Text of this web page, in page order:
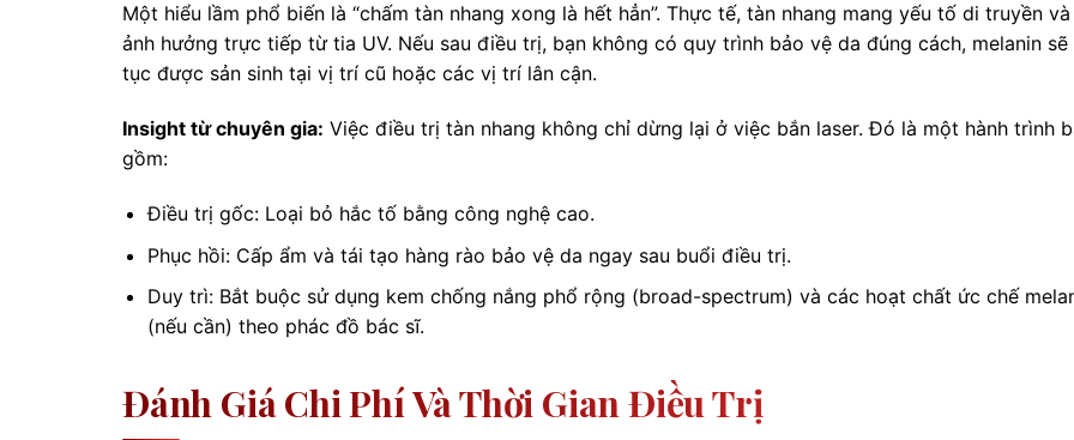
Một hiểu lầm phổ biến là “chấm tàn nhang xong là hết hẳn”. Thực tế, tàn nhang mang yếu tố di truyền
ảnh hưởng trực tiếp từ tia UV. Nếu sau điều trị, bạn không có quy trình bảo vệ da đúng cách, melanin sẽ
tục được sản sinh tại vị trí cũ hoặc các vị trí lân cận.
Insight từ chuyên gia: Việc điều trị tàn nhang không chỉ dừng lại ở việc bắn laser. Đó là một hành trình
gồm:
Điều trị gốc: Loại bỏ hắc tố bằng công nghệ cao.
Phục hồi: Cấp ẩm và tái tạo hàng rào bảo vệ da ngay sau buổi điều trị.
Duy trì: Bắt buộc sử dụng kem chống nắng phổ rộng (broad-spectrum) và các hoạt chất ức chế
(nếu cần) theo phác đồ bác sĩ.
Đánh Giá Chi Phí Và Thời Gian Điều Trị